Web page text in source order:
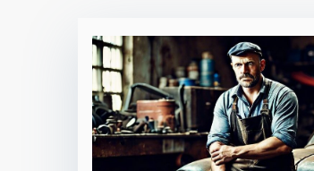
содержимому